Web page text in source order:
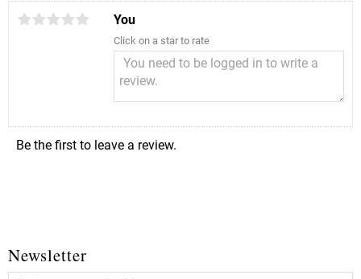
You
Click on a star to rate
Be the first to leave a review.
Newsletter